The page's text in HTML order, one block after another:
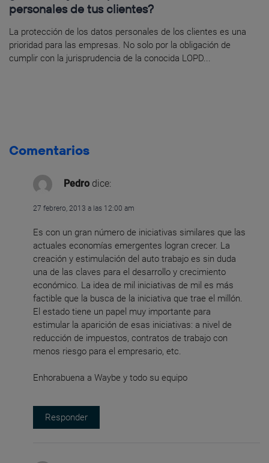
personales de tus clientes?
La protección de los datos personales de los clientes es una
prioridad para las empresas. No solo por la obligación de
cumplir con la jurisprudencia de la conocida LOPD...
Comentarios
Pedro dice:
27 febrero, 2013 a las 12:00 am
Es con un gran número de iniciativas similares que las
actuales economías emergentes logran crecer. La
creación y estimulación del auto trabajo es sin duda
una de las claves para el desarrollo y crecimiento
económico. La idea de mil iniciativas de mil es más
factible que la busca de la iniciativa que trae el millón.
El estado tiene un papel muy importante para
estimular la aparición de esas iniciativas: a nivel de
reducción de impuestos, contratos de trabajo con
menos riesgo para el empresario, etc.
Enhorabuena a Waybe y todo su equipo
Responder